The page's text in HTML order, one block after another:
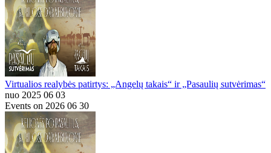
Virtualios realybės patirtys: „Angelų takais“ ir „Pasaulių sutvėrimas“
nuo 2025 06 03
Events on 2026 06 30